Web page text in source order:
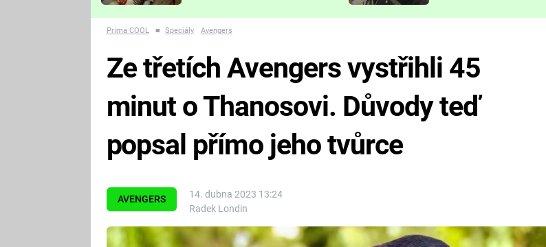
nejvíc zvednou tep?
Prima COOL ■ Speciály Avengers
AVENGERS
14. dubna 2023 13:24
Radek Londin
Ze třetích Avengers vystřihli 45
minut o Thanosovi. Důvody teď
popsal přímo jeho tvůrce